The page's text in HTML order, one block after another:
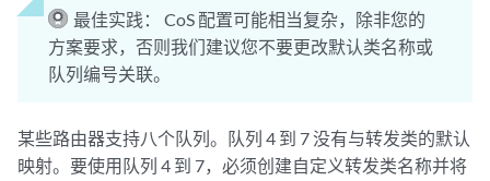
最佳实践：
CoS 配置可能相当复杂，除非您的
方案要求，否则我们建议您不要更改默认类名称或
队列编号关联。
某些路由器支持八个队列。队列 4 到 7 没有与转发类的默认
映射。要使用队列 4 到 7，必须创建自定义转发类名称并将